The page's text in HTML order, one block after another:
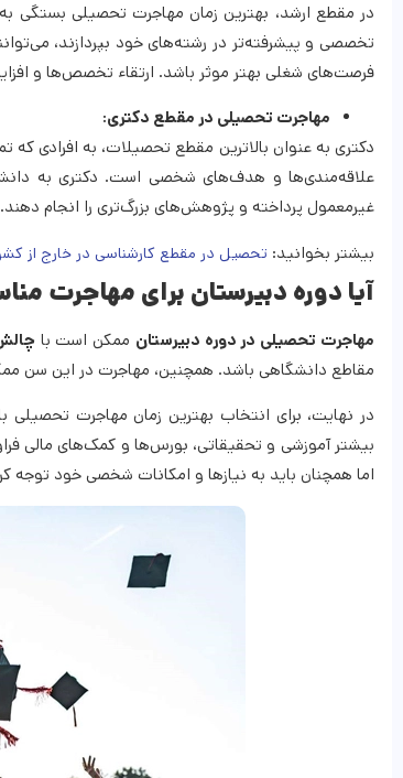
در مقطع ارشد، بهترین زمان مهاجرت تحصیلی بستگی
تخصصی و پیشرفته‌تر در رشته‌های خود بپردازند،
فرصت‌های شغلی بهتر موثر باشد. ارتقاء تخصص‌ها و
مهاجرت تحصیلی در مقطع دکتری:
دکتری به‌ عنوان بالاترین مقطع تحصیلات، به افرادی
علاقه‌مندی‌ها و هدف‌های شخصی است. دکتری به
غیرمعمول پرداخته و پژوهش‌های بزرگ‌تری را انجام دهند.
بیشتر بخوانید: تحصیل در مقطع کارشناسی در خارج از
آیا دوره دبیرستان برای مهاجرت
مهاجرت تحصیلی در دوره دبیرستان ممکن است با
مقاطع دانشگاهی باشد. همچنین، مهاجرت در این سن
در نهایت، برای انتخاب بهترین زمان مهاجرت
بیشتر آموزشی و تحقیقاتی، بورس‌ها و کمک‌های مالی
اما همچنان باید به نیازها و امکانات شخصی خود